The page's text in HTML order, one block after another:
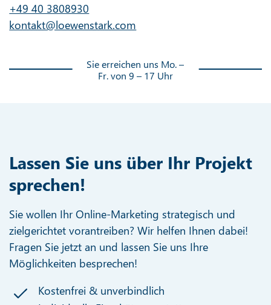
+49 40 3808930
kontakt@loewenstark.com
Sie erreichen uns Mo. –
Fr. von 9 – 17 Uhr
Lassen Sie uns über Ihr Projekt
sprechen!
Sie wollen Ihr Online-Marketing strategisch und
zielgerichtet vorantreiben? Wir helfen Ihnen dabei!
Fragen Sie jetzt an und lassen Sie uns Ihre
Möglichkeiten besprechen!
Kostenfrei & unverbindlich